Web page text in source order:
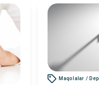
Maqolalar /